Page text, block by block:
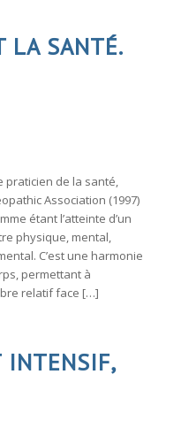
LA SANTÉ.
praticien de la santé,
Association (1997)
étant l’atteinte d’un
physique, mental,
C’est une harmonie
permettant à
relatif face […]
INTENSIF,